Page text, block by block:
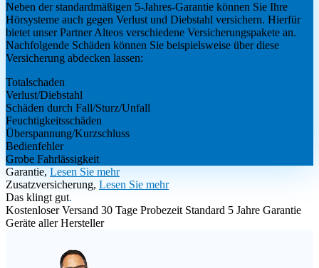
Neben der standardmäßigen 5-Jahres-Garantie können Sie Ihre
Hörsysteme auch gegen Verlust und Diebstahl versichern. Hierfür
bietet unser Partner Alteos verschiedene Versicherungspakete an.
Nachfolgende Schäden können Sie beispielsweise über diese
Versicherung abdecken lassen:
Totalschaden
Verlust/Diebstahl
Schäden durch Fall/Sturz/Unfall
Feuchtigkeitsschäden
Überspannung/Kurzschluss
Bedienfehler
Grobe Fahrlässigkeit
Garantie, Lesen Sie mehr
Zusatzversicherung, Lesen Sie mehr
Das klingt gut.
Kostenloser Versand 30 Tage Probezeit Standard 5 Jahre Garantie
Geräte aller Hersteller